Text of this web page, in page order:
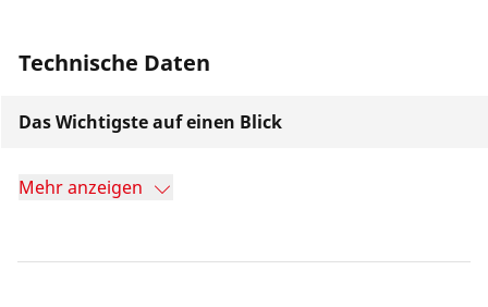
Technische Daten
Das Wichtigste auf einen Blick
Mehr anzeigen